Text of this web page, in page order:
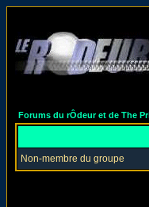
Forums du rÔdeur et de The
Non-membre du groupe